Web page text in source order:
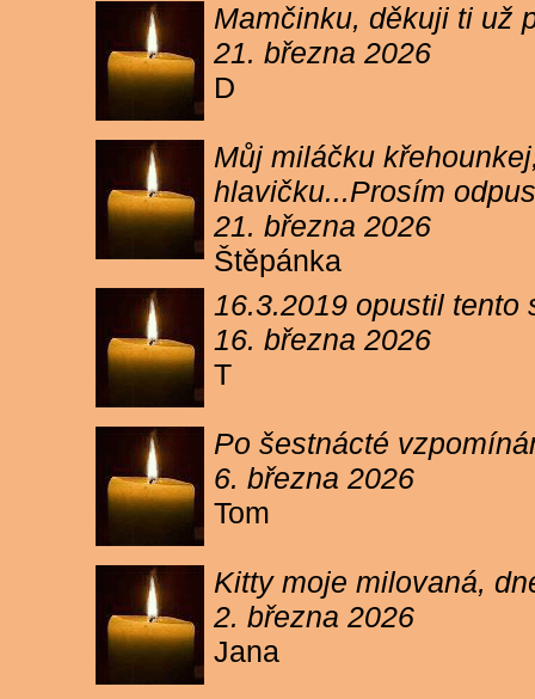
Mamčinku, děkuji ti už
21. března 2026
D
Můj miláčku
hlavičku...Prosím
21. března 2026
Štěpánka
16.3.2019 opustil
16. března 2026
T
Po šestnácté
6. března 2026
Tom
Kitty moje milovaná,
2. března 2026
Jana